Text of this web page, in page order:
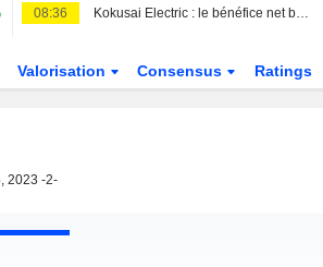
08:36 Kokusai Electric : le bénéfice net bondit de 71 % au premier trimestre fiscal
Valorisation Consensus Ratings
2023 -2-